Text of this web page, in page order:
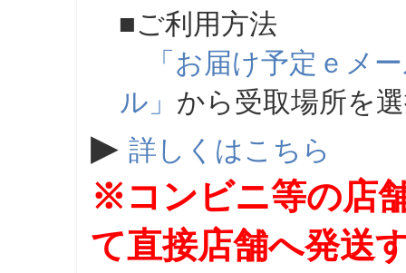
■ご利用方法
「お届け予定ｅメ
ル」 から受取場所を
▶ 詳しくはこちら
※コンビニ等の店
て直接店舗へ発送